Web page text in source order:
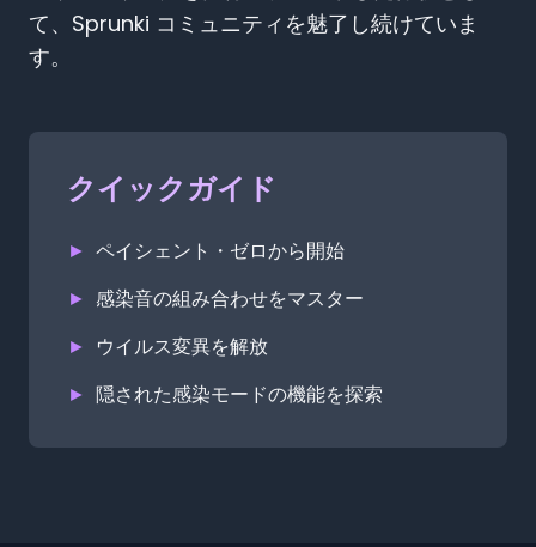
て、Sprunki コミュニティを魅了し続けていま
す。
クイックガイド
► ペイシェント・ゼロから開始
► 感染音の組み合わせをマスター
►
ウイルス変異を解放
► 隠された感染モードの機能を探索